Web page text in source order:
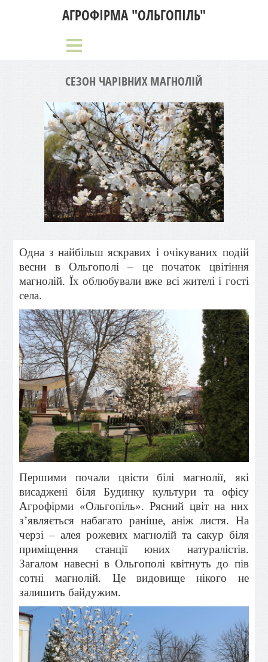
АГРОФІРМА "ОЛЬГОПІЛЬ"
СЕЗОН ЧАРІВНИХ МАГНОЛІЙ
Одна з найбільш яскравих і очікуваних подій
весни в Ольгополі – це початок цвітіння
магнолій. Їх облюбували вже всі жителі і гості
села.
Першими почали цвісти білі магнолії, які
висаджені біля Будинку культури та офісу
Агрофірми «Ольгопіль». Рясний цвіт на них
з’являється набагато раніше, аніж листя. На
черзі – алея рожевих магнолій та сакур біля
приміщення станції юних натуралістів.
Загалом навесні в Ольгополі квітнуть до пів
сотні магнолій. Це видовище нікого не
залишить байдужим.